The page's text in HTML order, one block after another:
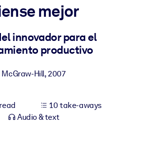
knowledge into your LMS/LXP for
mejor
innovador para el
productivo
McGraw-Hill,2007
10 take-aways
Audio & text